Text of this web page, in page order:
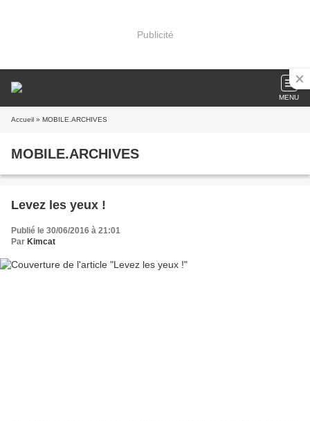
Publicité
MENU
Accueil » MOBILE.ARCHIVES
MOBILE.ARCHIVES
Levez les yeux !
Publié le 30/06/2016 à 21:01
Par Kimcat